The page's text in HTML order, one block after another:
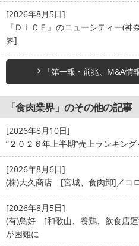
[2026年8月5日]
『ＤｉＣＥ』のニューシティー(
界]
「第一報・前兆、M&A情
「食肉業界」のその他の記事
[2026年8月10日]
“２０２６年上半期”売上ランキン
[2026年8月6日]
(株)大久商店 [宮城、食肉卸]／コ
[2026年8月5日]
(有)鳥好 [和歌山、養鶏、飲食店
が困難に